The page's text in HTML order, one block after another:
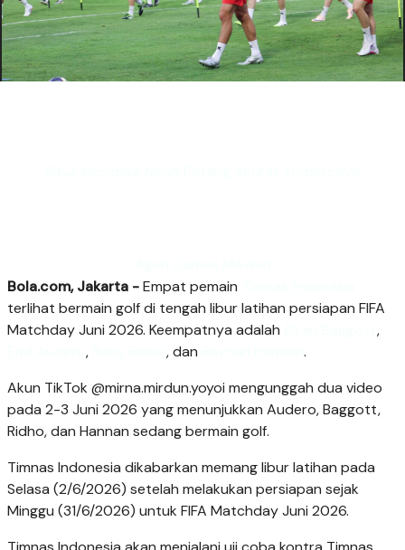
Bola.com, Jakarta -Empat pemain
terlihat bermain golf di tengah libur latihan persiapan FIFA
Matchday Juni 2026. Keempatnya adalah
,
, , dan
.
Akun TikTok @mirna.mirdun.yoyoi mengunggah dua video
pada 2-3 Juni 2026 yang menunjukkan Audero, Baggott,
Ridho, dan Hannan sedang bermain golf.
Timnas Indonesia dikabarkan memang libur latihan pada
Selasa (2/6/2026) setelah melakukan persiapan sejak
Minggu (31/6/2026) untuk FIFA Matchday Juni 2026.